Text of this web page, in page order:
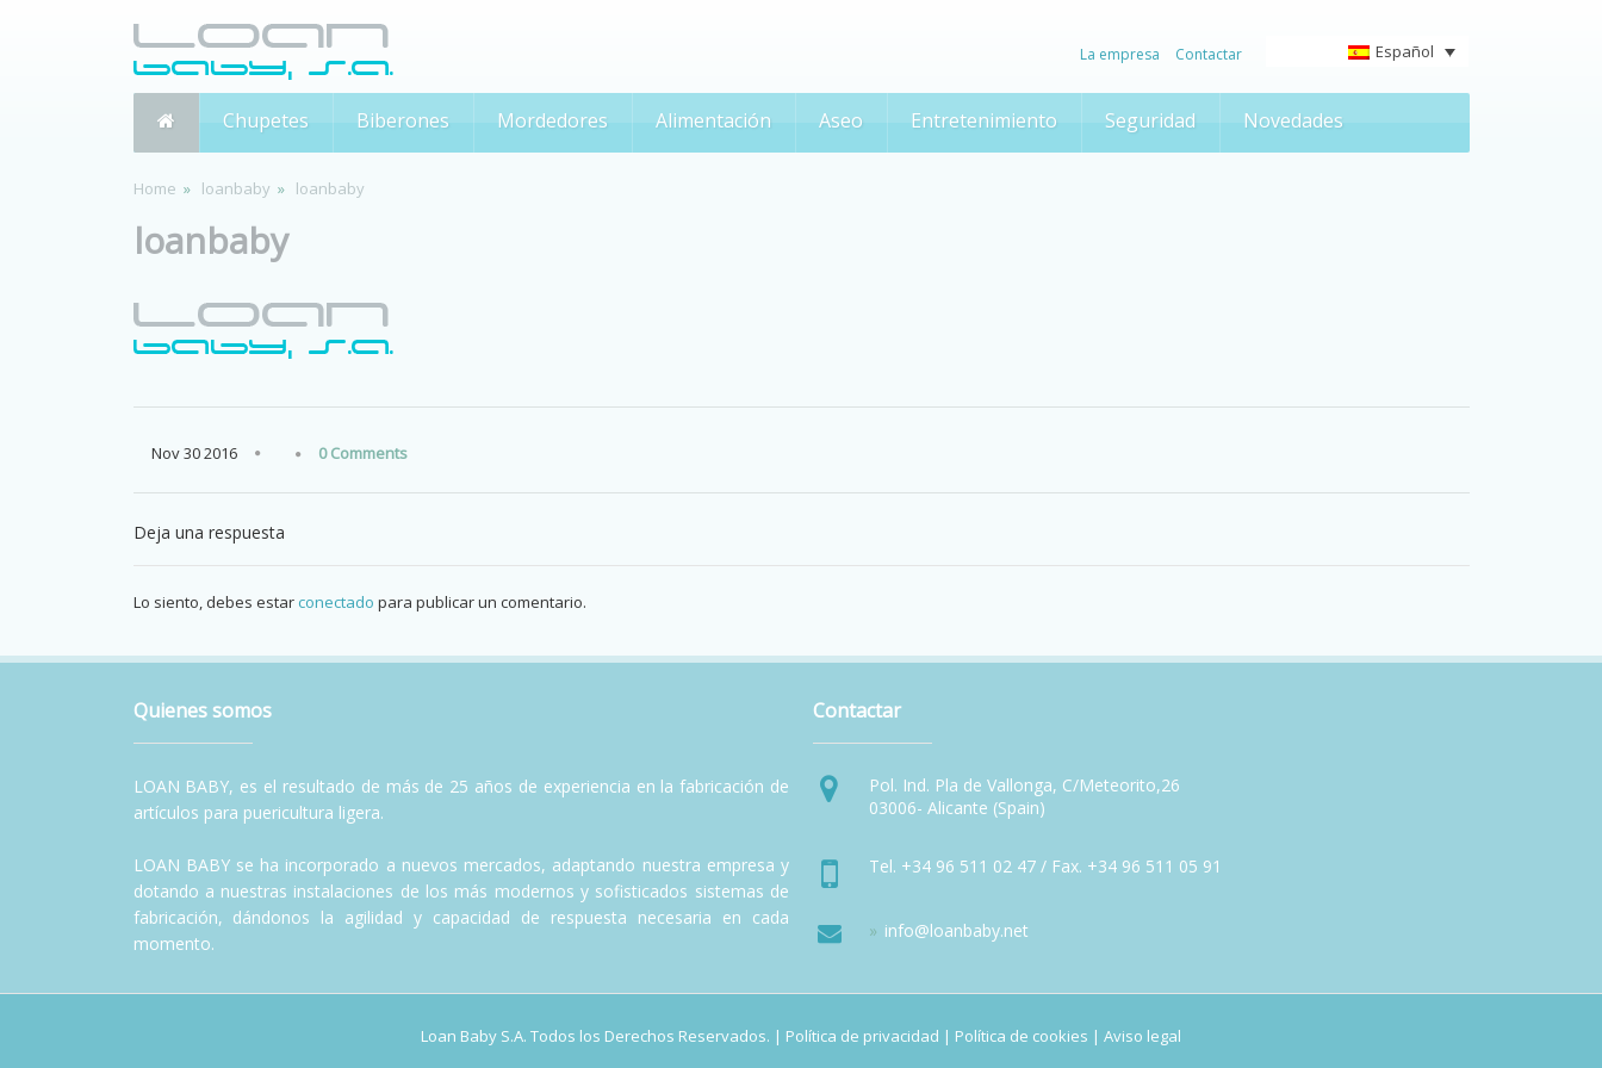
La empresa Contactar Español
Chupetes Biberones Mordedores Alimentación Aseo Entretenimiento Seguridad Novedades
Home loanbaby loanbaby
loanbaby
Nov302016 0 Comments
Deja una respuesta
Lo siento, debes estar conectado para publicar un comentario.
Quienes somos
LOAN BABY, es el resultado de más de 25 años de experiencia en la fabricación de
artículos para puericultura ligera.
LOAN BABY se ha incorporado a nuevos mercados, adaptando nuestra empresa y
dotando a nuestras instalaciones de los más modernos y sofisticados sistemas de
fabricación, dándonos la agilidad y capacidad de respuesta necesaria en cada
momento.
Contactar
Pol. Ind. Pla de Vallonga, C/Meteorito,26
03006- Alicante (Spain)
Tel. +34 96 511 02 47 / Fax. +34 96 511 05 91
info@loanbaby.net
Loan Baby S.A. Todos los Derechos Reservados. | Política de privacidad | Política de cookies | Aviso legal